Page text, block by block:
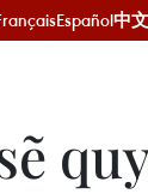
Español中文